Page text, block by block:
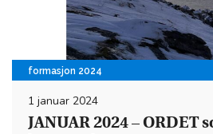
formasjon 2024
1 januar 2024
JANUAR 2024 – ORDET